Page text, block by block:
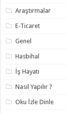
Araştırmalar
E-Ticaret
Genel
Hasbihal
İş Hayatı
Nasıl Yapılır ?
Oku İzle Dinle